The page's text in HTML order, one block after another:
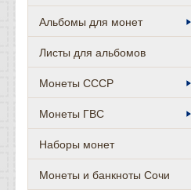
Альбомы для монет
Листы для альбомов
Монеты СССР
Монеты ГВС
Наборы монет
Монеты и банкноты Сочи